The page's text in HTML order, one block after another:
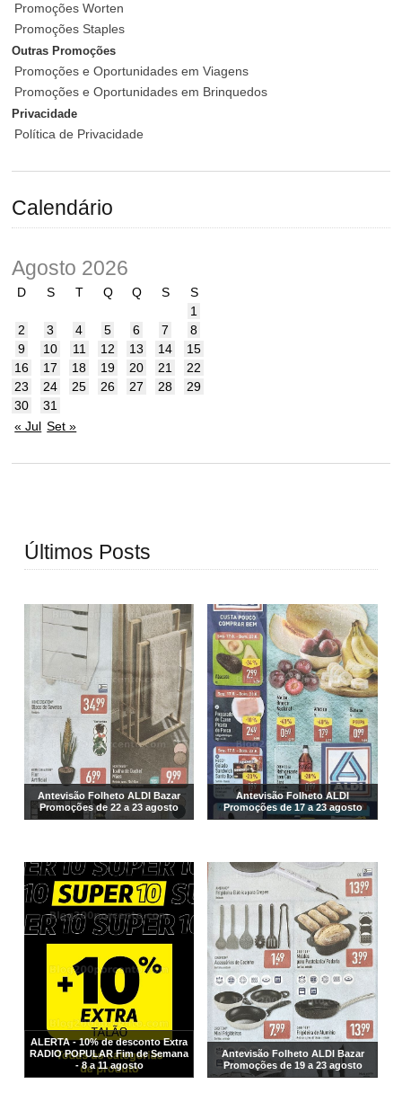
Promoções Worten
Promoções Staples
Outras Promoções
Promoções e Oportunidades em Viagens
Promoções e Oportunidades em Brinquedos
Privacidade
Política de Privacidade
Calendário
Agosto 2026
D S T Q Q S
S
1
2
3 4 5 6 7
8
9
10 11 12 13 14
15
16
17 18 19 20 21
22
23
24 25 26 27 28
29
30
31
« Jul Set »
Últimos Posts
Antevisão Folheto ALDI Bazar
Promoções de 22 a 23 agosto
Antevisão Folheto ALDI
Promoções de 17 a 23 agosto
ALERTA - 10% de desconto Extra
RADIO POPULAR Fim de Semana
- 8 a 11 agosto
Antevisão Folheto ALDI Bazar
Promoções de 19 a 23 agosto